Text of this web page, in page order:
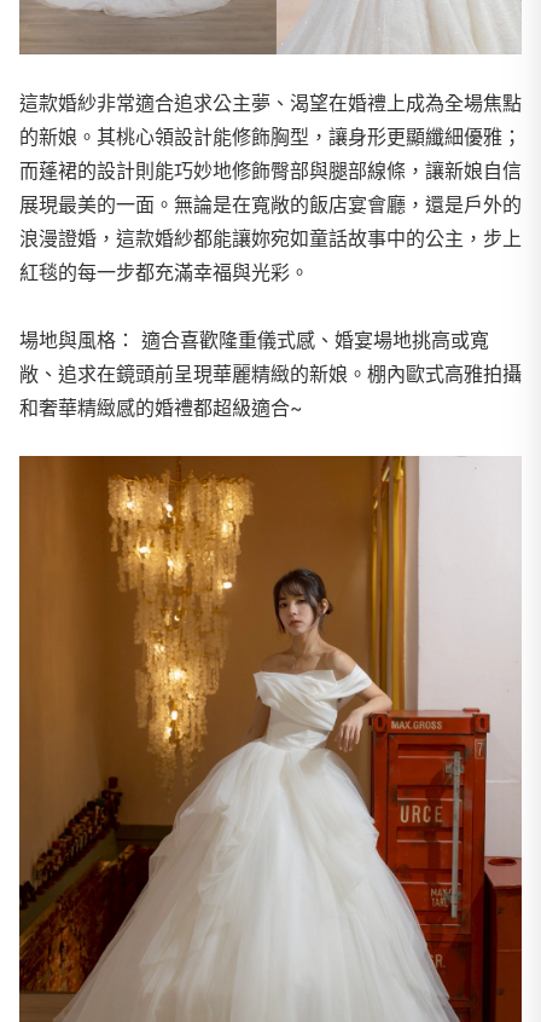
這款婚紗非常適合追求公主夢、渴望在婚禮上成為全場焦點
的新娘。其桃心領設計能修飾胸型，讓身形更顯纖細優雅；
而蓬裙的設計則能巧妙地修飾臀部與腿部線條，讓新娘自信
展現最美的一面。無論是在寬敞的飯店宴會廳，還是戶外的
浪漫證婚，這款婚紗都能讓妳宛如童話故事中的公主，步上
紅毯的每一步都充滿幸福與光彩。
場地與風格： 適合喜歡隆重儀式感、婚宴場地挑高或寬
敞、追求在鏡頭前呈現華麗精緻的新娘。棚內歐式高雅拍攝
和奢華精緻感的婚禮都超級適合~